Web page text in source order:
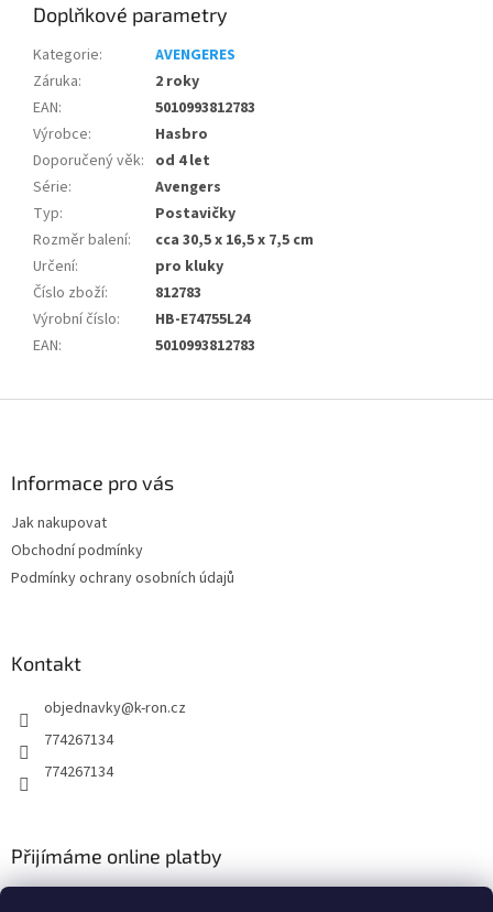
Doplňkové parametry
Kategorie:
AVENGERES
Záruka:
2 roky
EAN:
5010993812783
Výrobce:
Hasbro
Doporučený věk: od 4 let
Série:
Avengers
Typ:
Postavičky
Rozměr balení:
cca 30,5 x 16,5 x 7,5 cm
Určení:
pro kluky
Číslo zboží:
812783
Výrobní číslo:
HB-E74755L24
EAN: 5010993812783
Informace pro vás
Jak nakupovat
Obchodní podmínky
Podmínky ochrany osobních údajů
Kontakt
objednavky@k-ron.cz
774267134
774267134
Přijímáme online platby